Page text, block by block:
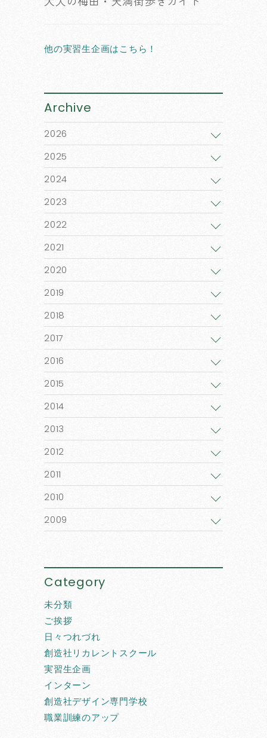
他の実習生企画はこちら！
Archive
2026
2025
2024
2023
2022
2021
2020
2019
2018
2017
2016
2015
2014
2013
2012
2011
2010
2009
Category
未分類
ご挨拶
日々つれづれ
創造社リカレントスクール
実習生企画
インターン
創造社デザイン専門学校
職業訓練のアップ